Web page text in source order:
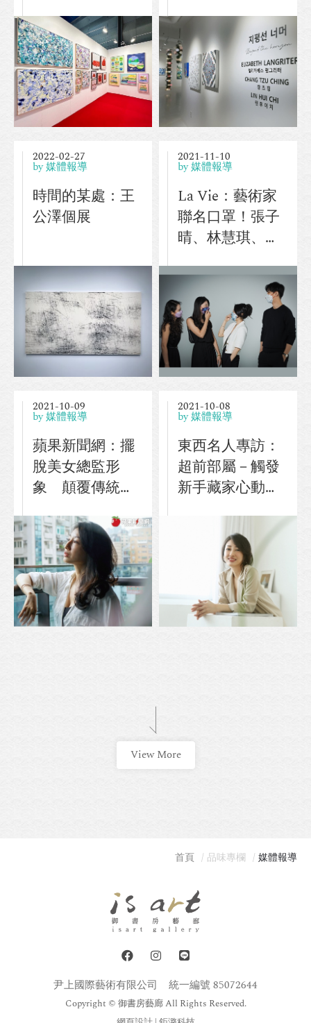
2024
國際聲望
2022-02-27
by 媒體報導
時間的某處：王
公澤個展
2021-11-10
by 媒體報導
La Vie：藝術家
聯名口罩！張子
晴、林慧琪、小
成創作畫板
2021-10-09
by 媒體報導
蘋果新聞網：擺
脫美女總監形
象 顛覆傳統藝
2021-10-08
by 媒體報導
東西名人專訪：
超前部屬－觸發
新手藏家心動瞬
View More
首頁 品味專欄 媒體報導
尹上國際藝術有限公司 統一編號 85072644
Copyright © 御書房藝廊 All Rights Reserved.